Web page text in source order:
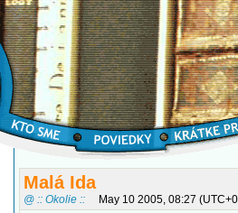
Malá Ida
@ :: Okolie :: May 10 2005, 08:27